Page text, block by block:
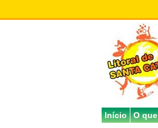
Início O